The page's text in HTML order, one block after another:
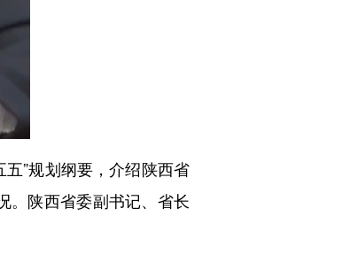
”规划纲要，介绍陕西省
。陕西省委副书记、省长